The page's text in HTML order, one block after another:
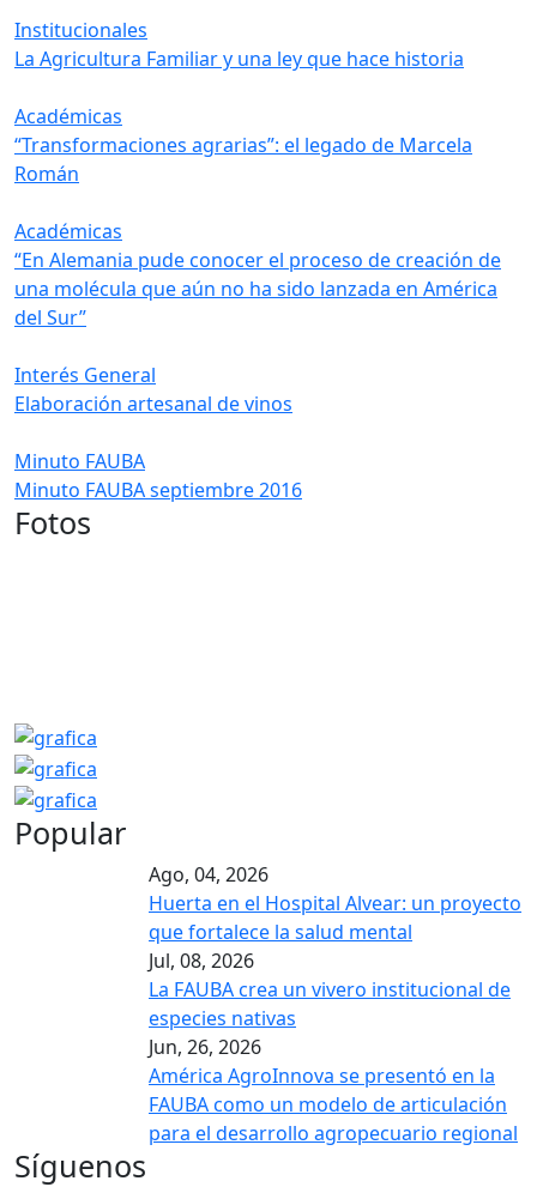
Institucionales
La Agricultura Familiar y una ley que hace historia
Académicas
“Transformaciones agrarias”: el legado de Marcela
Román
Académicas
“En Alemania pude conocer el proceso de creación de
una molécula que aún no ha sido lanzada en América
del Sur”
Interés General
Elaboración artesanal de vinos
Minuto FAUBA
Minuto FAUBA septiembre 2016
Fotos
Popular
Ago, 04, 2026
Huerta en el Hospital Alvear: un proyecto
que fortalece la salud mental
Jul, 08, 2026
La FAUBA crea un vivero institucional de
especies nativas
Jun, 26, 2026
América AgroInnova se presentó en la
FAUBA como un modelo de articulación
para el desarrollo agropecuario regional
Síguenos